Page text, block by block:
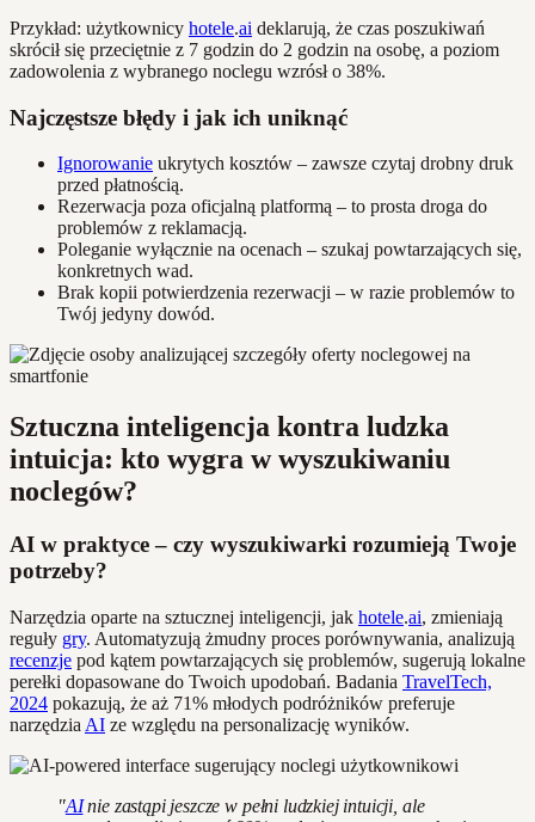
Przykład: użytkownicy hotele.ai deklarują, że czas poszukiwań
skrócił się przeciętnie z 7 godzin do 2 godzin na osobę, a poziom
zadowolenia z wybranego noclegu wzrósł o 38%.
Najczęstsze błędy i jak ich uniknąć
Ignorowanie ukrytych kosztów – zawsze czytaj drobny druk
przed płatnością.
Rezerwacja poza oficjalną platformą – to prosta droga do
problemów z reklamacją.
Poleganie wyłącznie na ocenach – szukaj powtarzających się,
konkretnych wad.
Brak kopii potwierdzenia rezerwacji – w razie problemów to
Twój jedyny dowód.
Sztuczna inteligencja kontra ludzka
intuicja: kto wygra w wyszukiwaniu
noclegów?
AI w praktyce – czy wyszukiwarki rozumieją Twoje
potrzeby?
Narzędzia oparte na sztucznej inteligencji, jak hotele.ai, zmieniają
reguły gry. Automatyzują żmudny proces porównywania, analizują
recenzje pod kątem powtarzających się problemów, sugerują lokalne
perełki dopasowane do Twoich upodobań. Badania TravelTech,
2024 pokazują, że aż 71% młodych podróżników preferuje
narzędzia AI ze względu na personalizację wyników.
"AInie zastąpi jeszcze w pełni ludzkiej intuicji, ale